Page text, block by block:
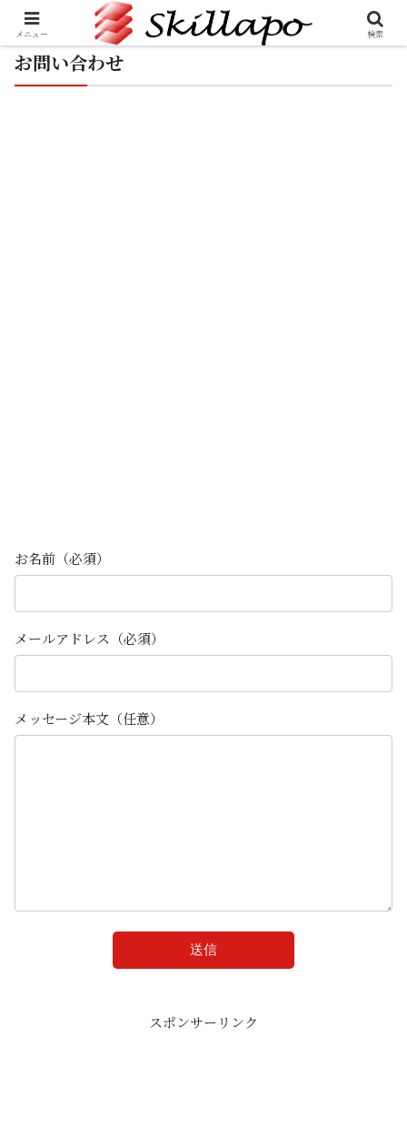
お問い合わせ
お名前（必須）
メールアドレス（必須）
メッセージ本文（任意）
スポンサーリンク
メニュー 検索